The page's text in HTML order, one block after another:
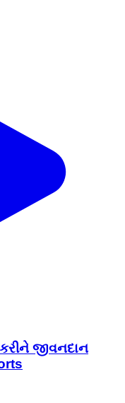
જીવનદાન